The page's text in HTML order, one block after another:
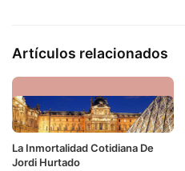
Artículos relacionados
La Inmortalidad Cotidiana De
Jordi Hurtado